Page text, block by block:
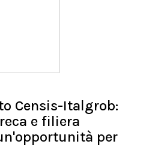
Censis-Italgrob:
e filiera
per